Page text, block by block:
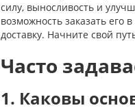
силу, выносливость и
возможность заказать его
доставку. Начните свой
Часто
1. Каковы